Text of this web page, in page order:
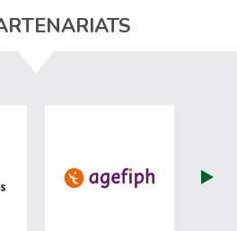
visiter les site de Ministère du travail
visiter les